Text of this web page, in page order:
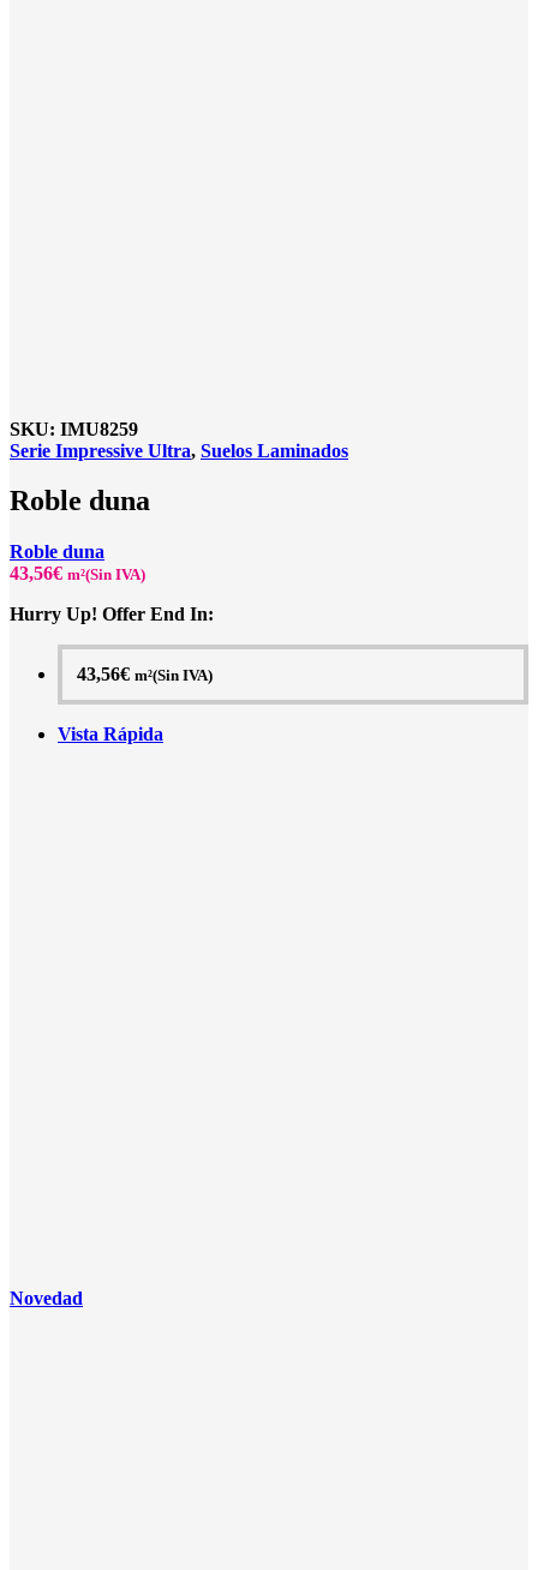
SKU: IMU8259
Serie Impressive Ultra, Suelos Laminados
Roble duna
Roble duna
43,56€ m²(Sin IVA)
Hurry Up! Offer End In:
43,56€ m²(Sin IVA)
Vista Rápida
Novedad